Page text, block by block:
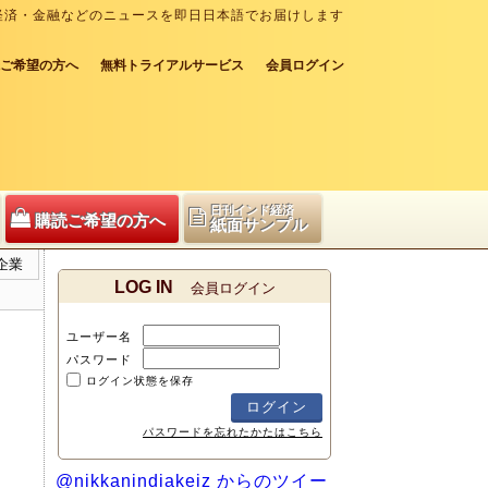
・金融などのニュースを即日日本語でお届けします
希望の方へ 無料トライアルサービス 会員ログイン
購読ご希望の方へ
日刊インド経済
紙面サンプル
業
LOG IN 会員ログイン
ユーザー名
パスワード
ログイン状態を保存
パスワードを忘れたかたはこちら
@nikkanindiakeiz からのツイー